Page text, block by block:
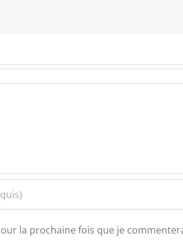
la prochaine fois que je